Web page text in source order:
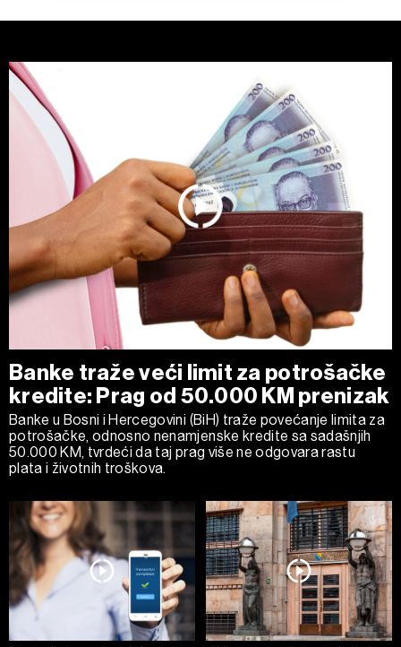
ažurirati klikom na „Prikaži detalje“. Privolu možete u bilo
kojem trenutku povući bez negativnih posljedica.
Banke traže veći limit za potrošačke
kredite: Prag od 50.000 KM prenizak
Banke u Bosni i Hercegovini (BiH) traže povećanje limita za
potrošačke, odnosno nenamjenske kredite sa sadašnjih
50.000 KM, tvrdeći da taj prag više ne odgovara rastu
plata i životnih troškova.